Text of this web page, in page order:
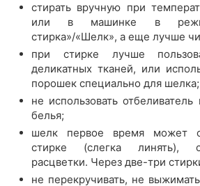
стирать вручную при
или в машинке в
стирка»/«Шелк», а еще лучше
при стирке лучше
деликатных тканей, или
порошек специально для шелка;
не использовать
белья;
шелк первое время может
стирке (слегка линять),
расцветки. Через две-три
не перекручивать, не